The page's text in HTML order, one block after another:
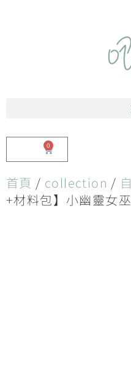
0
首頁 / collection /
+材料包】小幽靈女